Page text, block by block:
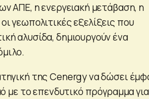
ΑΠΕ, η ενεργειακή μετάβαση, η
γεωπολιτικές εξελίξεις που
αλυσίδα, δημιουργούν ένα
της Cenergy να δώσει
με το επενδυτικό πρόγραμμα για